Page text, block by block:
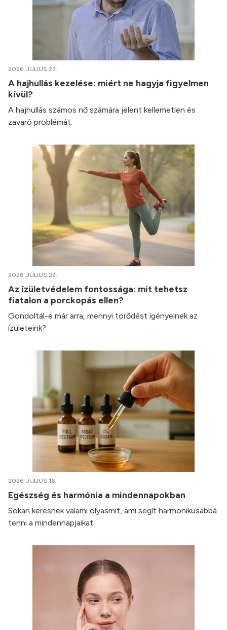
2026. JÚLIUS 23.
A hajhullás kezelése: miért ne hagyja figyelmen
kívül?
A hajhullás számos nő számára jelent kellemetlen és
zavaró problémát.
2026. JÚLIUS 22.
Az ízületvédelem fontossága: mit tehetsz
fiatalon a porckopás ellen?
Gondoltál-e már arra, mennyi törődést igényelnek az
ízületeink?
2026. JÚLIUS 16.
Egészség és harmónia a mindennapokban
Sokan keresnek valami olyasmit, ami segít harmonikusabbá
tenni a mindennapjaikat.